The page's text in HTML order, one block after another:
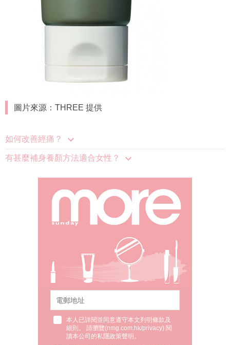
圖片來源：THREE 提供
如何改善經痛？
有甚麼補身養顏方法適合女性？
本人已詳閱並同意遵守本文列明條款及
細則。 請瀏覽(nmg.com.hk/privacy) 閱
讀本公司的私隱政策聲明。